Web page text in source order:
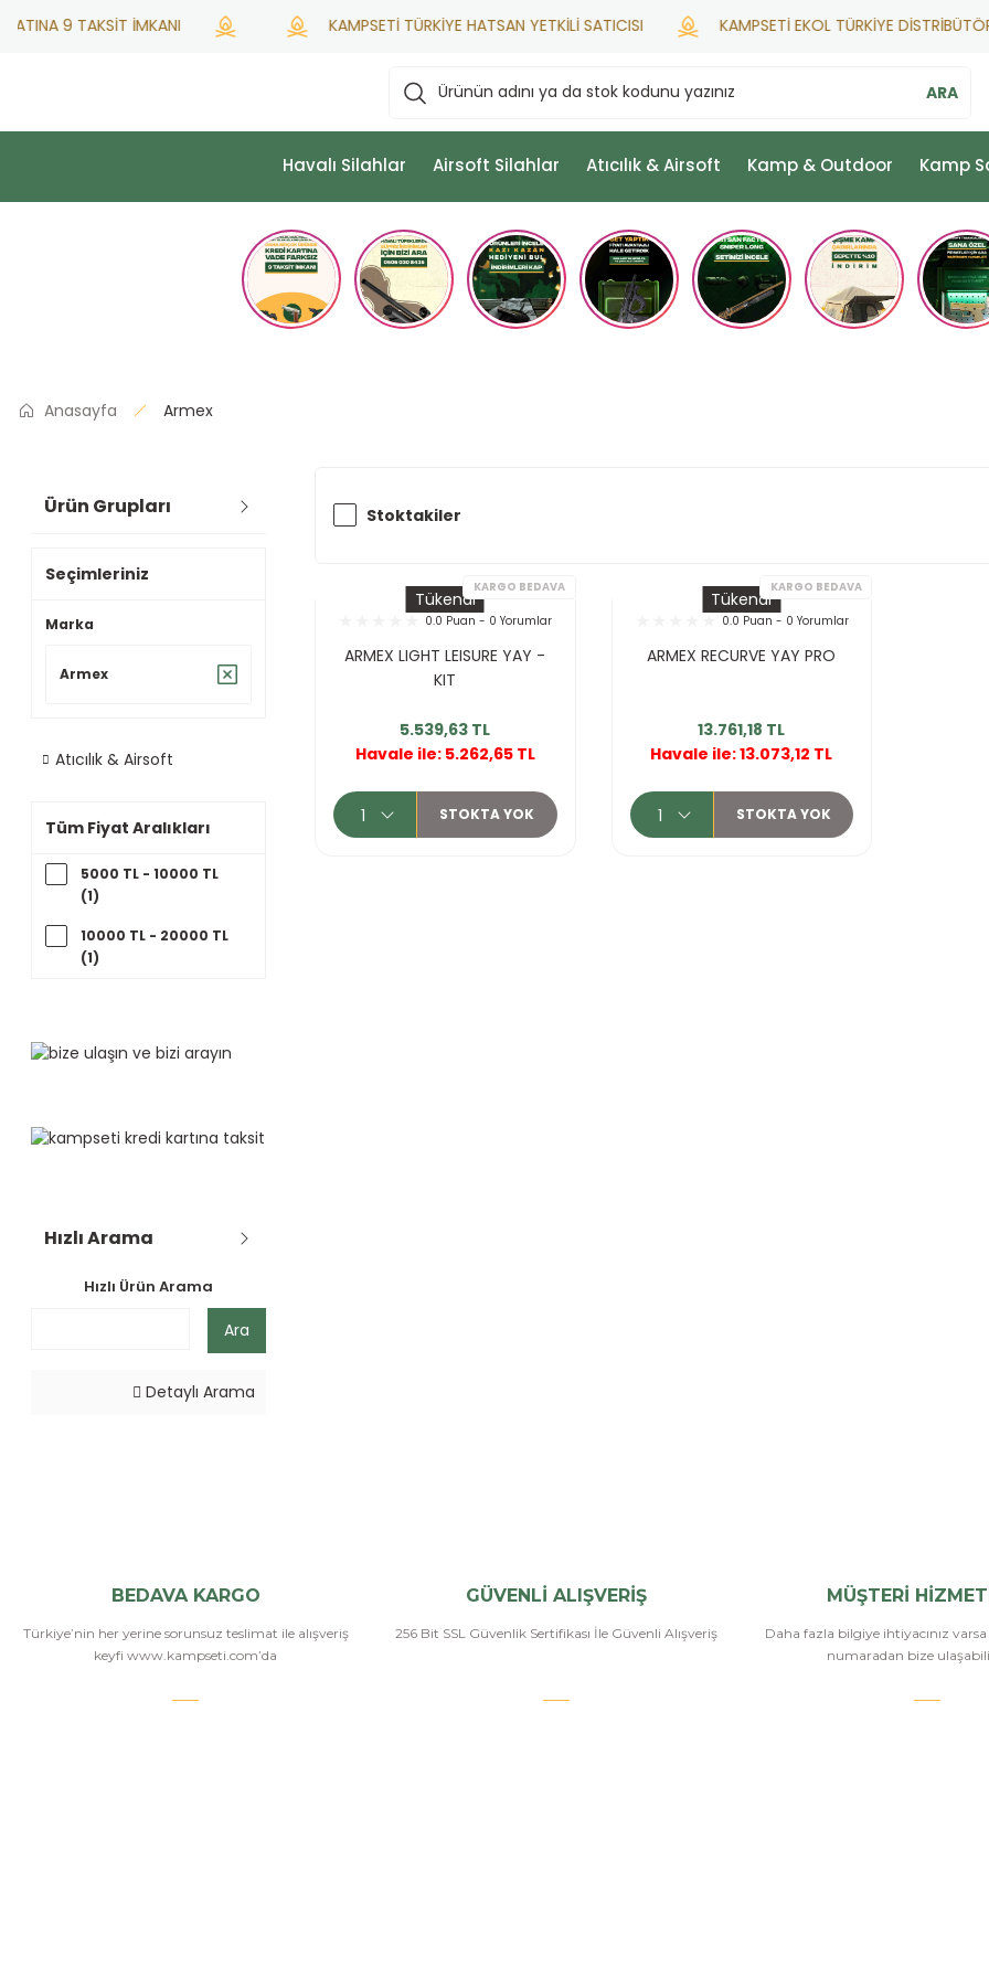
9 TAKSİT İMKANI KAMPSETİ TÜRKİYE HATSAN YETKİLİ SATICISI KAMPSETİ EKOL TÜRKİYE DİSTRİBÜTÖRÜ
ARA
Havalı Silahlar Airsoft Silahlar Atıcılık & Airsoft Kamp & Outdoor Kamp
Anasayfa Armex
Ürün Grupları
Seçimleriniz
Marka
Armex
Atıcılık & Airsoft
Tüm Fiyat Aralıkları
5000 TL - 10000 TL
(1)
10000 TL - 20000 TL
(1)
Hızlı Arama
Hızlı Ürün Arama
Ara
Detaylı Arama
Stoktakiler
Tükendi
KARGO BEDAVA
0.0 Puan - 0 Yorumlar
ARMEX LIGHT LEISURE YAY -
KIT
5.539,63 TL
Havale ile: 5.262,65 TL
STOKTA YOK
Tükendi
0.0 Puan - 0 Yorumlar
ARMEX RECURVE YAY PRO
13.761,18 TL
Havale ile: 13.073,12 TL
STOKTA YOK
BEDAVA KARGO
Türkiye’nin her yerine sorunsuz teslimat ile alışveriş
keyfi www.kampseti.com’da
GÜVENLİ ALIŞVERİŞ
256 Bit SSL Güvenlik Sertifikası İle Güvenli Alışveriş
MÜŞTERİ
Daha fazla bilgiye ihtiyacınız
numaradan bize